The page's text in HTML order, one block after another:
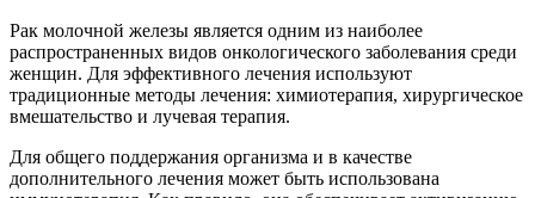
Рак молочной железы является одним из наиболее
распространенных видов онкологического заболевания среди
женщин. Для эффективного лечения используют
традиционные методы лечения: химиотерапия, хирургическое
вмешательство и лучевая терапия.
Для общего поддержания организма и в качестве
дополнительного лечения может быть использована